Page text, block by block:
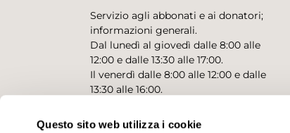
Questo sito web utilizza i cookie
Servizio agli abbonati e ai donatori;
informazioni generali.
Dal lunedì al giovedì dalle 8:00 alle
12:00 e dalle 13:30 alle 17:00.
Il venerdì dalle 8:00 alle 12:00 e dalle
13:30 alle 16:00.
CONTATTO PER RICHIESTE